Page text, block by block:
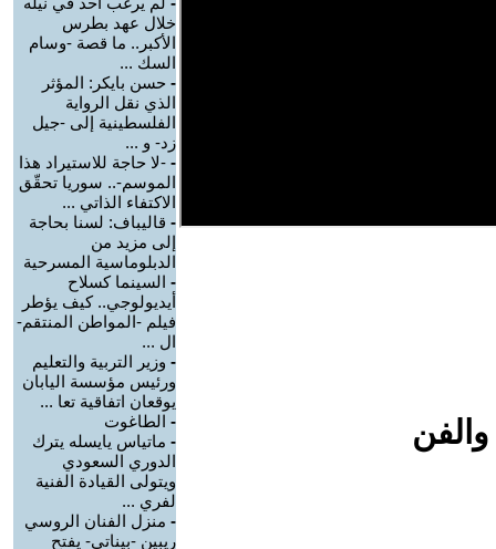
خلال عهد بطرس
الأكبر.. ما قصة -وسام
السك ...
- حسن بايكر: المؤثر
الذي نقل الرواية
الفلسطينية إلى -جيل
زد- و ...
- -لا حاجة للاستيراد هذا
الموسم-.. سوريا تحقّق
الاكتفاء الذاتي ...
- قاليباف: لسنا بحاجة
إلى مزيد من
الدبلوماسية المسرحية
- السينما كسلاح
أيديولوجي.. كيف يؤطر
فيلم -المواطن المنتقم-
ال ...
- وزير التربية والتعليم
ورئيس مؤسسة اليابان
يوقعان اتفاقية تعا ...
- الطاغوت
- ماتياس يايسله يترك
الدوري السعودي
ويتولى القيادة الفنية
لفري ...
- منزل الفنان الروسي
ريبين -بيناتي- يفتح